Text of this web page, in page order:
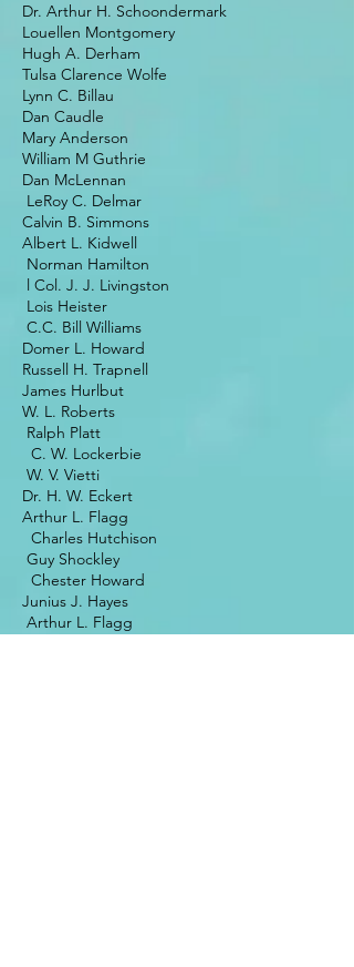
Dr. Arthur H. Schoondermark
Louellen Montgomery
Hugh A. Derham
Tulsa Clarence Wolfe
Lynn C. Billau
Dan Caudle
Mary Anderson
William M Guthrie
Dan McLennan
LeRoy C. Delmar
Calvin B. Simmons
Albert L. Kidwell
Norman Hamilton
l Col. J. J. Livingston
Lois Heister
C.C. Bill Williams
Domer L. Howard
Russell H. Trapnell
James Hurlbut
W. L. Roberts
Ralph Platt
C. W. Lockerbie
W. V. Vietti
Dr. H. W. Eckert
Arthur L. Flagg
Charles Hutchison
Guy Shockley
Chester Howard
Junius J. Hayes
Arthur L. Flagg